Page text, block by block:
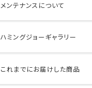
メンテナンスについて
ハミングジョーギャラリー
これまでにお届けした商品